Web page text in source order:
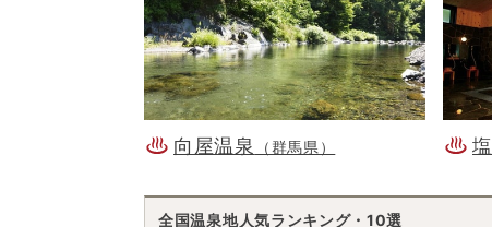
向屋温泉 （群馬県）
全国温泉地人気ランキング・10選